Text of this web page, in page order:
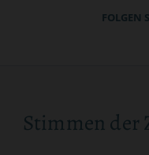
FOLGEN
Stimmen der